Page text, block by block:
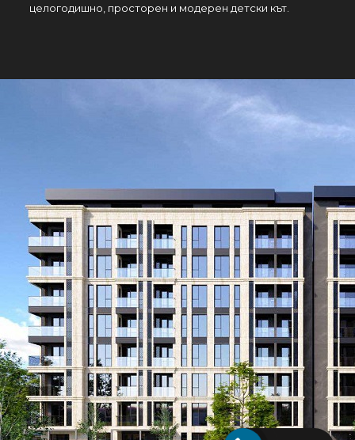
целогодишно, просторен и модерен детски кът.